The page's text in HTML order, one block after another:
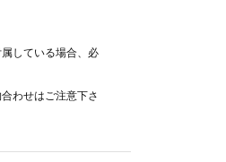
している場合、必
わせはご注意下さ